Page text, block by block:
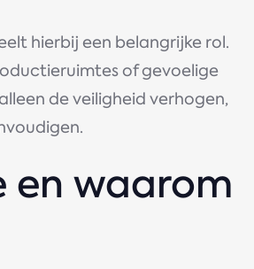
hierbij een belangrijke rol.
of gevoelige
de veiligheid verhogen,
en waarom